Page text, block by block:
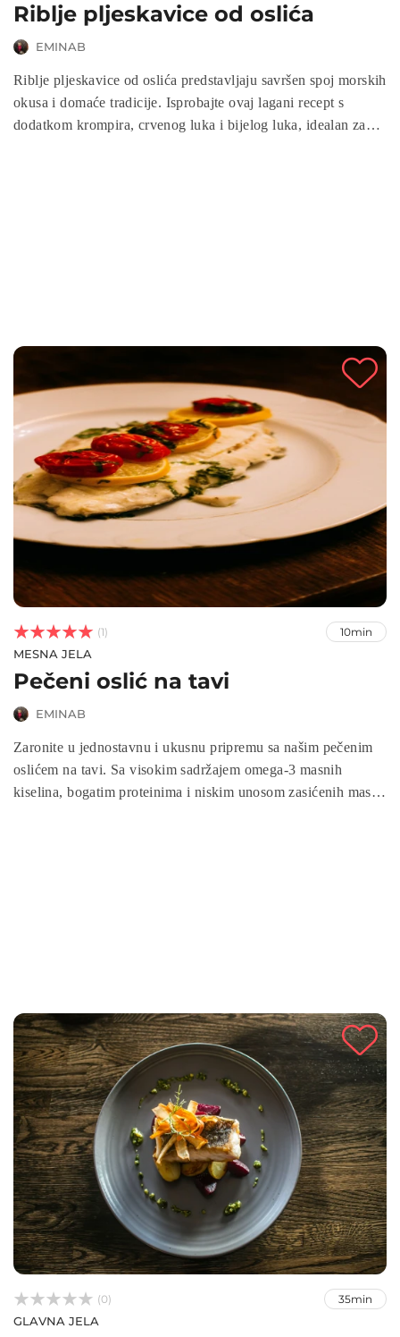
Riblje pljeskavice od oslića
EMINAB
Riblje pljeskavice od oslića predstavljaju savršen spoj morskih
okusa i domaće tradicije. Isprobajte ovaj lagani recept s
dodatkom krompira, crvenog luka i bijelog luka, idealan za


 (1) 10min
MESNA JELA
Pečeni oslić na tavi
EMINAB
Zaronite u jednostavnu i ukusnu pripremu sa našim pečenim
oslićem na tavi. Sa visokim sadržajem omega-3 masnih
kiselina, bogatim proteinima i niskim unosom zasićenih masti,


 (0) 35min
GLAVNA JELA